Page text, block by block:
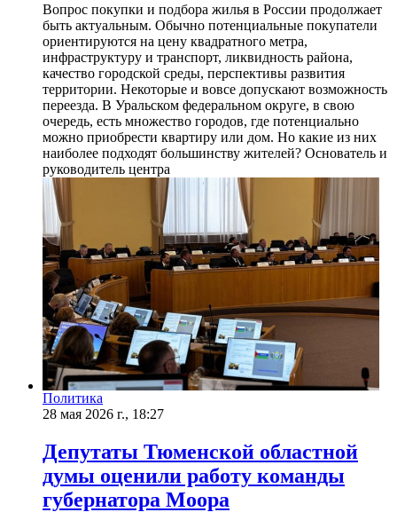
Вопрос покупки и подбора жилья в России продолжает
быть актуальным. Обычно потенциальные покупатели
ориентируются на цену квадратного метра,
инфраструктуру и транспорт, ликвидность района,
качество городской среды, перспективы развития
территории. Некоторые и вовсе допускают возможность
переезда. В Уральском федеральном округе, в свою
очередь, есть множество городов, где потенциально
можно приобрести квартиру или дом. Но какие из них
наиболее подходят большинству жителей? Основатель и
руководитель центра
Политика
28 мая 2026 г., 18:27
Депутаты Тюменской областной
думы оценили работу команды
губернатора Моора